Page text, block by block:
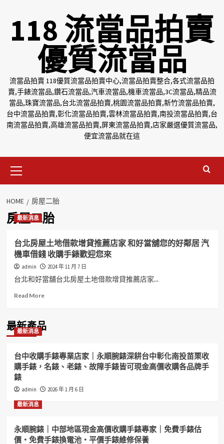
118 流當品拍賣
優質流當品
流當品拍賣 118優質流當品拍賣中心,流當品拍賣整合,各式流當品拍
賣,手錶流當品,鑽石流當品,汽車流當品,機車流當品,3C流當品,精品流
當品,珠寶流當品,台北流當品拍賣,桃園流當品拍賣,新竹流當品拍賣,
台中流當品拍賣,彰化流當品拍賣,雲林流當品拍賣,南投流當品拍賣,台
南流當品拍賣,高雄流當品拍賣,屏東流當品拍賣,店家嚴選優質流當品,
便宜流當品就在這
Menu
HOME 房屋二胎
房屋二胎
最新消息
台北房屋土地借款增貸推薦店家 和好當舖您的好鄰居 汽
機車借錢 收購手錶歡迎您來
admin 2024 年 11 月 7 日
台北和好當舖台北房屋土地借款增貸推薦店家...
Read MoreRead
台
北
屋
土
地
款
薦
店
最新產品
最新消息
台中收購手錶專業店家｜永順腕錶深耕台中彰化南投苗栗收
購手錶，名錶、老錶、故障手錶皆可現金高價收購各品牌手
錶
admin 2026 年 1 月 6 日
最新消息
永順腕錶｜中部地區現金高價收購手錶專家｜免費手錶估
價・免費手錶換電池・平價手錶維修保養